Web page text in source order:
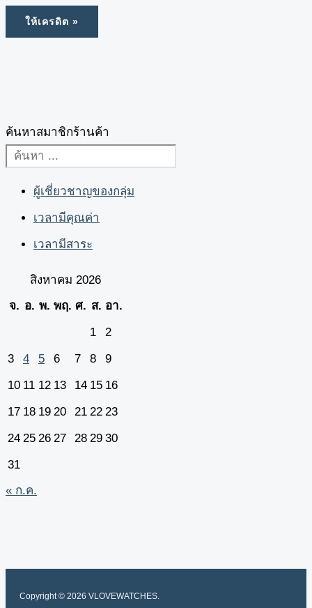
ค้นหาสมาชิกร้านค้า
ผู้เชี่ยวชาญของกลุ่ม
เวลามีคุณค่า
เวลามีสาระ
สิงหาคม 2026
จ. อ. พ. พฤ. ศ. ส. อา.
1
2
3
4 5 6 7 8
9
10 11 12 13 14 15 16
17 18 19 20 21 22 23
24 25 26 27 28 29 30
31
« ก.ค.
Copyright © 2026 VLOVEWATCHES.